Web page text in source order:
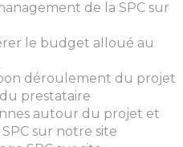
de la SPC sur
le budget alloué au
déroulement du projet
prestataire
autour du projet et
sur notre site